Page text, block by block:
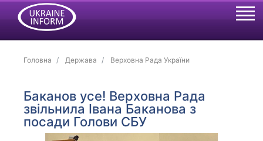
Головна Держава Верховна Рада України
Баканов усе! Верховна Рада
звільнила Івана Баканова з
посади Голови СБУ